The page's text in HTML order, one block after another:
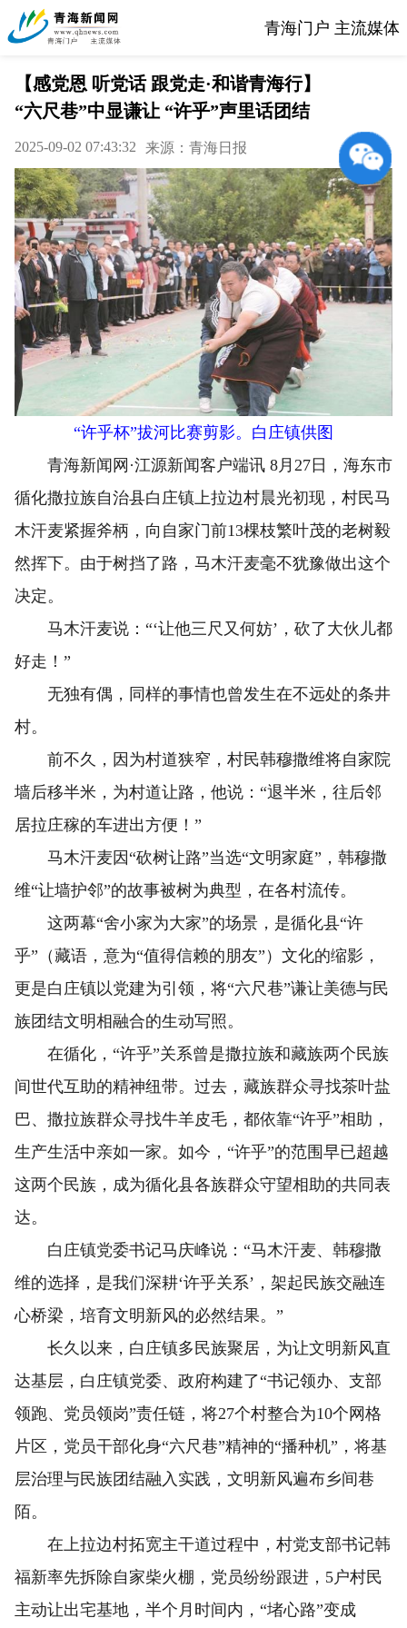
青海门户 主流媒体
【感党恩 听党话 跟党走·和谐青海行】
“六尺巷”中显谦让 “许乎”声里话团结
2025-09-02 07:43:32 来源：青海日报
“许乎杯”拔河比赛剪影。白庄镇供图
青海新闻网·江源新闻客户端讯 8月27日，海东市
循化撒拉族自治县白庄镇上拉边村晨光初现，村民马
木汗麦紧握斧柄，向自家门前13棵枝繁叶茂的老树毅
然挥下。由于树挡了路，马木汗麦毫不犹豫做出这个
决定。
马木汗麦说：“‘让他三尺又何妨’，砍了大伙儿都
好走！”
无独有偶，同样的事情也曾发生在不远处的条井
村。
前不久，因为村道狭窄，村民韩穆撒维将自家院
墙后移半米，为村道让路，他说：“退半米，往后邻
居拉庄稼的车进出方便！”
马木汗麦因“砍树让路”当选“文明家庭”，韩穆撒
维“让墙护邻”的故事被树为典型，在各村流传。
这两幕“舍小家为大家”的场景，是循化县“许
乎”（藏语，意为“值得信赖的朋友”）文化的缩影，
更是白庄镇以党建为引领，将“六尺巷”谦让美德与民
族团结文明相融合的生动写照。
在循化，“许乎”关系曾是撒拉族和藏族两个民族
间世代互助的精神纽带。过去，藏族群众寻找茶叶盐
巴、撒拉族群众寻找牛羊皮毛，都依靠“许乎”相助，
生产生活中亲如一家。如今，“许乎”的范围早已超越
这两个民族，成为循化县各族群众守望相助的共同表
达。
白庄镇党委书记马庆峰说：“马木汗麦、韩穆撒
维的选择，是我们深耕‘许乎关系’，架起民族交融连
心桥梁，培育文明新风的必然结果。”
长久以来，白庄镇多民族聚居，为让文明新风直
达基层，白庄镇党委、政府构建了“书记领办、支部
领跑、党员领岗”责任链，将27个村整合为10个网格
片区，党员干部化身“六尺巷”精神的“播种机”，将基
层治理与民族团结融入实践，文明新风遍布乡间巷
陌。
在上拉边村拓宽主干道过程中，村党支部书记韩
福新率先拆除自家柴火棚，党员纷纷跟进，5户村民
主动让出宅基地，半个月时间内，“堵心路”变成